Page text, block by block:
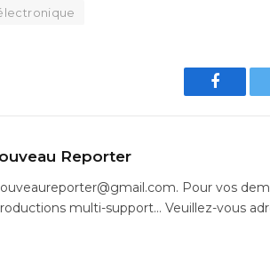
Reporter
Pour vos
multi-support… Veuillez-vous